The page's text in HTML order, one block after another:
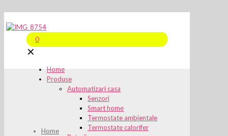
0
✕
Home
Produse
Automatizari casa
Senzori
Smart home
Termostate ambientale
Termostate calorifer
Home